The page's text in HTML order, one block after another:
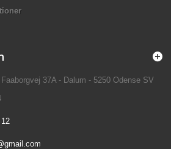
37A - Dalum - 5250 Odense SV